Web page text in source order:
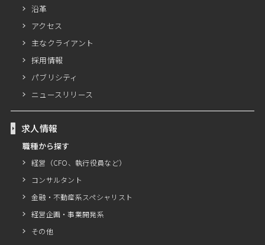
沿革
アクセス
主なクライアント
採用情報
パブリシティ
ニュースリリース
求人情報
職種から探す
経営（CFO、執行役員など）
コンサルタント
金融・不動産系スペシャリスト
経営企画・事業開発系
その他